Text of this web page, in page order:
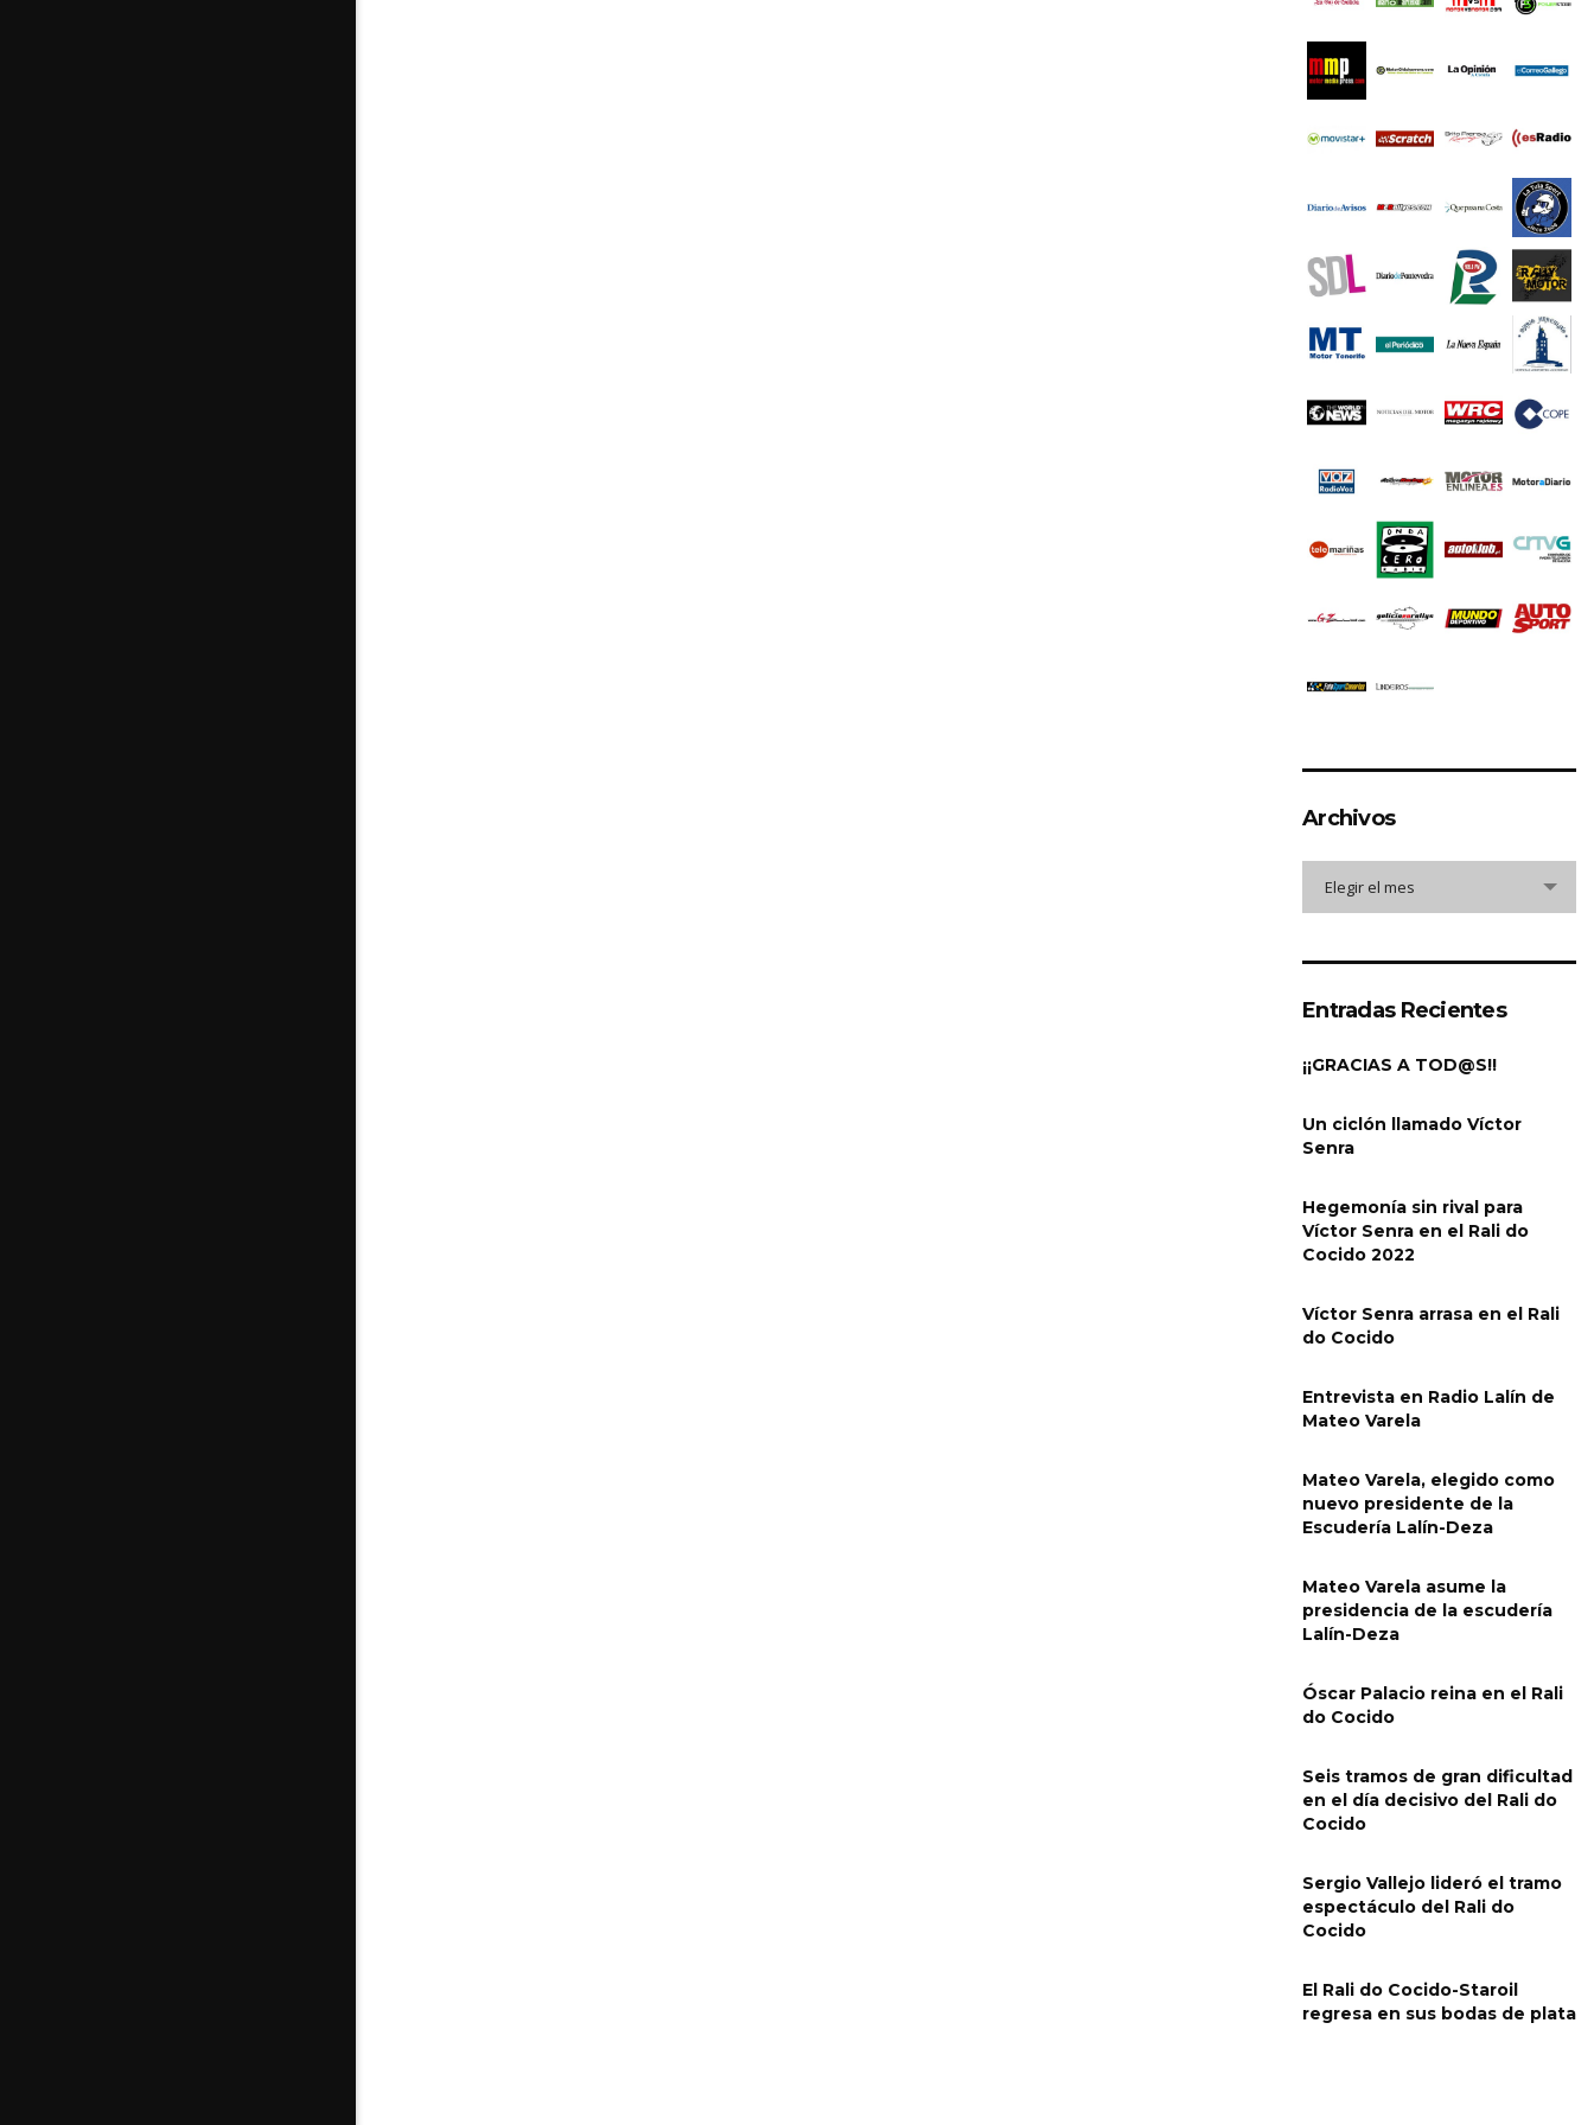
Archivos
Elegir el mes
Entradas Recientes
¡¡GRACIAS A TOD@S!!
Un ciclón llamado Víctor
Senra
Hegemonía sin rival para
Víctor Senra en el Rali do
Cocido 2022
Víctor Senra arrasa en el Rali
do Cocido
Entrevista en Radio Lalín de
Mateo Varela
Mateo Varela, elegido como
nuevo presidente de la
Escudería Lalín-Deza
Mateo Varela asume la
presidencia de la escudería
Lalín-Deza
Óscar Palacio reina en el Rali
do Cocido
Seis tramos de gran dificultad
en el día decisivo del Rali do
Cocido
Sergio Vallejo lideró el tramo
espectáculo del Rali do
Cocido
El Rali do Cocido-Staroil
regresa en sus bodas de plata